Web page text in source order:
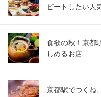
ピートしたい人
食欲の秋！京都
しめるお店
京都駅でつくね